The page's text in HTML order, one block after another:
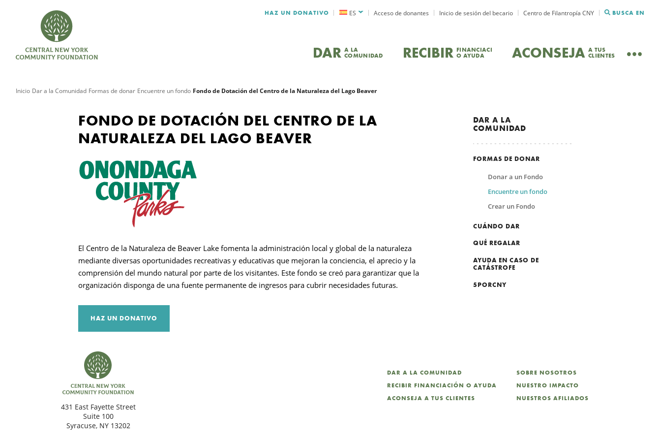
HAZ UN DONATIVO ES Acceso de donantes Inicio de sesión del becario Centro de Filantropía CNY BUSCA EN
DAR A LA
COMUNIDAD RECIBIR FINANCIACI
O AYUDA ACONSEJA A TUS
CLIENTES
Inicio Dar a la Comunidad Formas de donar Encuentre un fondo Fondo de Dotación del Centro de la Naturaleza del Lago Beaver
FONDO DE DOTACIÓN DEL CENTRO DE LA
NATURALEZA DEL LAGO BEAVER
El Centro de la Naturaleza de Beaver Lake fomenta la administración local y global de la naturaleza
mediante diversas oportunidades recreativas y educativas que mejoran la conciencia, el aprecio y la
comprensión del mundo natural por parte de los visitantes. Este fondo se creó para garantizar que la
organización disponga de una fuente permanente de ingresos para cubrir necesidades futuras.
HAZ UN DONATIVO
DAR A LA
COMUNIDAD
FORMAS DE DONAR
Donar a un Fondo
Encuentre un fondo
Crear un Fondo
CUÁNDO DAR
QUÉ REGALAR
AYUDA EN CASO DE
CATÁSTROFE
5PORCNY
431 East Fayette Street
Suite 100
Syracuse, NY 13202
DAR A LA COMUNIDAD
RECIBIR FINANCIACIÓN O AYUDA
ACONSEJA A TUS CLIENTES
SOBRE NOSOTROS
NUESTRO IMPACTO
NUESTROS AFILIADOS